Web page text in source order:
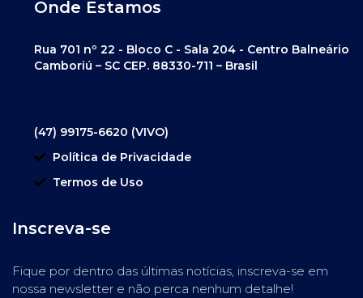
Onde Estamos
Rua 701 nº 22 - Bloco C - Sala 204 - Centro Balneário
Camboriú – SC CEP. 88330-711 – Brasil
(47) 99175-6620 (VIVO)
Política de Privacidade
Termos de Uso
Inscreva-se
Fique por dentro das últimas notícias, inscreva-se em
nossa newsletter e não perca nenhum detalhe!